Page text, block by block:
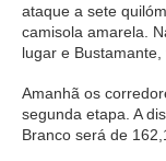
ataque a sete
camisola amarela.
lugar e Bustamante,
Amanhã os
segunda etapa. A
Branco será de